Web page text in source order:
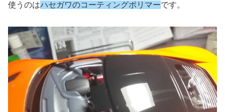
使うのはハセガワのコーティングポリマーです。